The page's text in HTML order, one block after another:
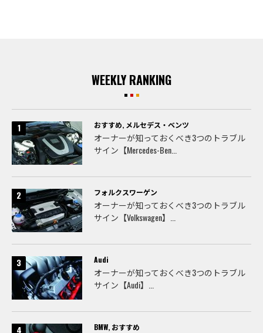
WEEKLY RANKING
おすすめ, メルセデス・ベンツ
オーナーが知っておくべき3つのトラブル
サイン【Mercedes-Ben...
フォルクスワーゲン
オーナーが知っておくべき3つのトラブル
サイン【Volkswagen】...
Audi
オーナーが知っておくべき3つのトラブル
サイン【Audi】...
BMW, おすすめ